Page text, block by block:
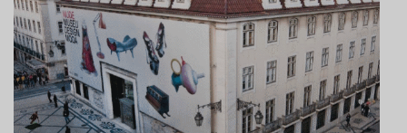
CARTÕES
PRODUTOS